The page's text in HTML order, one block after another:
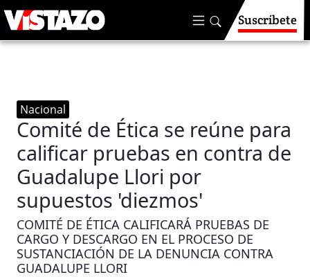
Suscríbete
Nacional
Comité de Ética se reúne para
calificar pruebas en contra de
Guadalupe Llori por
supuestos 'diezmos'
COMITÉ DE ÉTICA CALIFICARÁ PRUEBAS DE
CARGO Y DESCARGO EN EL PROCESO DE
SUSTANCIACIÓN DE LA DENUNCIA CONTRA
GUADALUPE LLORI